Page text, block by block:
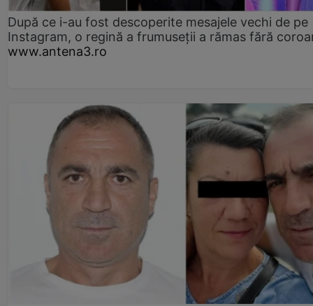
După ce i-au fost descoperite mesajele vechi de pe
Instagram, o regină a frumuseții a rămas fără
www.antena3.ro